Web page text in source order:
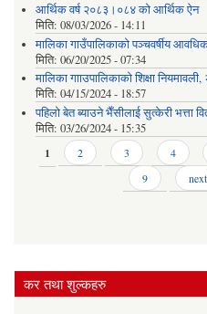
आर्थिक वर्ष २०८३।०८४ को आर्थिक ऐन
मिति: 08/03/2026 - 14:11
मालिका गाउँपालिकाको पञ्चवर्षीय
मिति: 06/20/2025 - 07:34
मालिका गााउपालिकाको शिक्षा
मिति: 04/15/2024 - 18:57
पहिलो बेत ब्याउने भैँसीलाई सुत्केरी भत्ता
मिति: 03/26/2024 - 15:35
Pages
1 2 3 4
9
कर तथा शुल्कहरु